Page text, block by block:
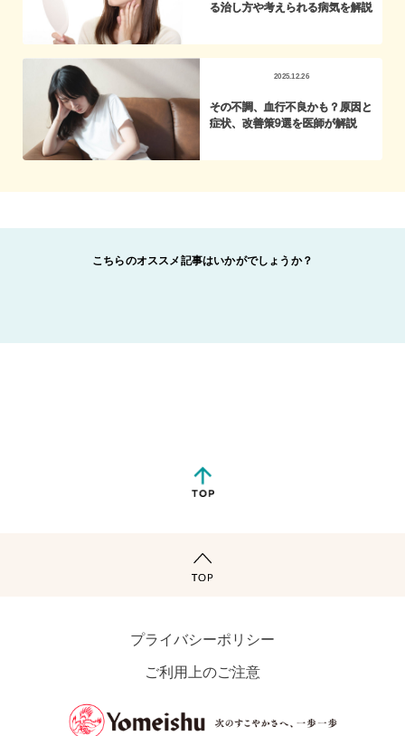
る治し方や考えられる病気を解説
2025.12.26
その不調、血行不良かも？原因と
症状、改善策9選を医師が解説
こちらのオススメ記事はいかがでしょうか？
プライバシーポリシー
ご利用上のご注意